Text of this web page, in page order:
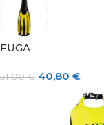
FUGA
51,00€ 40,80 €